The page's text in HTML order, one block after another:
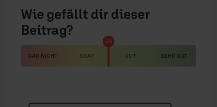
Wie gefällt dir dieser
Beitrag?
GAR NICHT OKAY GUT SEHR GUT
50